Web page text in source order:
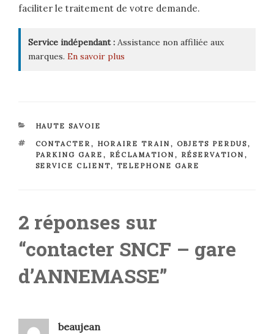
faciliter le traitement de votre demande.
Service indépendant : Assistance non affiliée aux
marques. En savoir plus
CATÉGORIES
HAUTE SAVOIE
ÉTIQUETTES
CONTACTER, HORAIRE TRAIN , OBJETS PERDUS,
PARKING GARE , RÉCLAMATION , RÉSERVATION ,
SERVICE CLIENT, TELEPHONE GARE
2 réponses sur
“contacter SNCF – gare
d’ANNEMASSE”
beaujean